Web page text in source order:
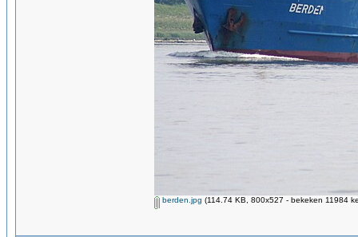
berden.jpg (114.74 KB, 800x527 - bekeken 11984